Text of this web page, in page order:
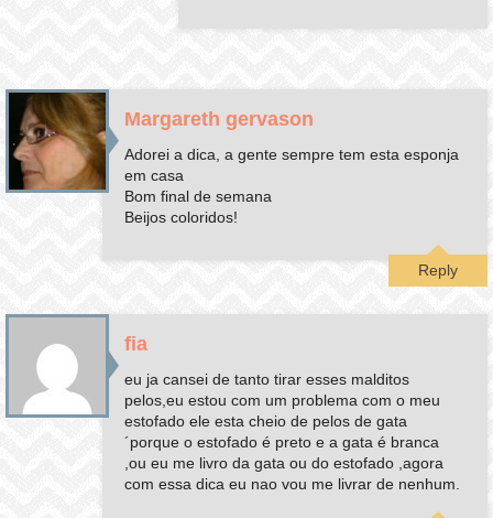
Margareth gervason
Adorei a dica, a gente sempre tem esta esponja
em casa
Bom final de semana
Beijos coloridos!
Reply
fia
eu ja cansei de tanto tirar esses malditos
pelos,eu estou com um problema com o meu
estofado ele esta cheio de pelos de gata
´porque o estofado é preto e a gata é branca
,ou eu me livro da gata ou do estofado ,agora
com essa dica eu nao vou me livrar de nenhum.